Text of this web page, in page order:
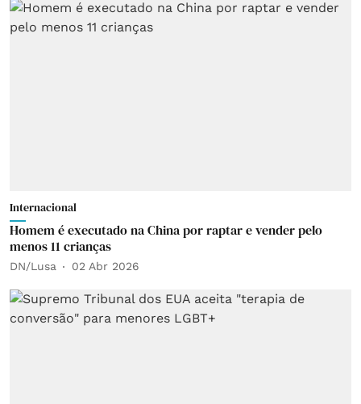
Internacional
Homem é executado na China por raptar e vender pelo
menos 11 crianças
DN/Lusa 02 Abr 2026